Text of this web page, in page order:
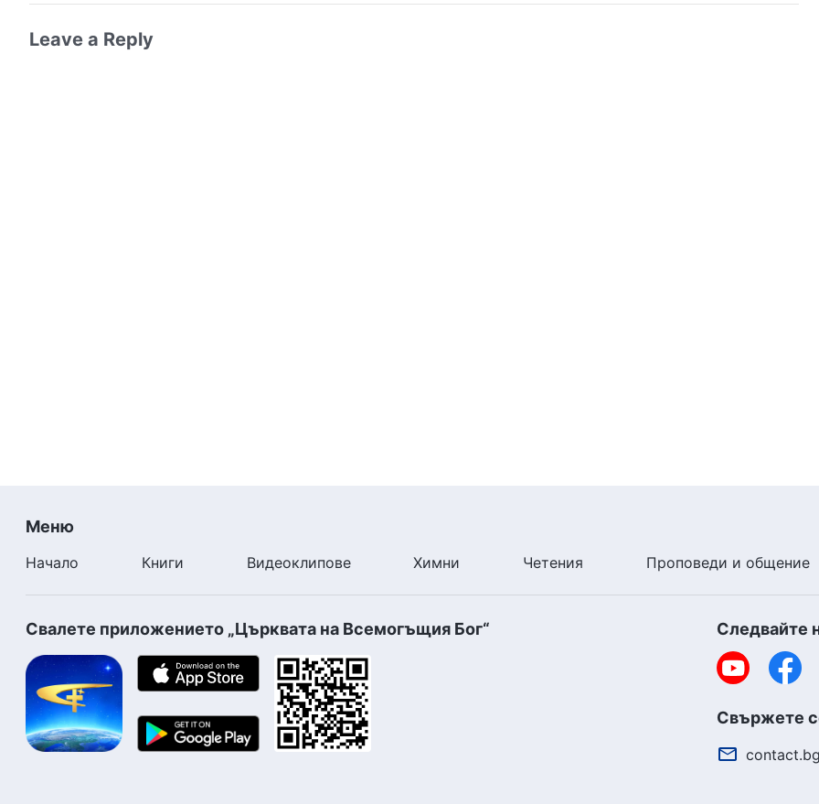
Leave a Reply
Меню
Начало Книги Видеоклипове Химни Четения Проповеди и общение
Свалете приложението „Църквата на Всемогъщия Бог“ Следвайте
Свържете